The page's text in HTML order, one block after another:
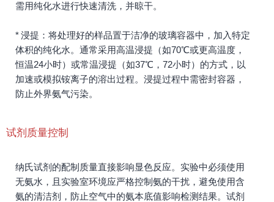
需用纯化水进行快速清洗，并晾干。
* 浸提：将处理好的样品置于洁净的玻璃容器中，加入特定
体积的纯化水。通常采用高温浸提（如70℃或更高温度，
恒温24小时）或常温浸提（如37℃，72小时）的方式，以
加速或模拟铵离子的溶出过程。浸提过程中需密封容器，
防止外界氨气污染。
试剂质量控制
纳氏试剂的配制质量直接影响显色反应。实验中必须使用
无氨水，且实验室环境应严格控制氨的干扰，避免使用含
氨的清洁剂，防止空气中的氨本底值影响检测结果。试剂